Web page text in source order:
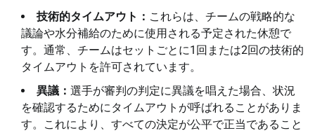
技術的タイムアウト： これらは、チームの戦略的な
議論や水分補給のために使用される予定された休憩で
す。通常、チームはセットごとに1回または2回の技術的
タイムアウトを許可されています。
異議： 選手が審判の判定に異議を唱えた場合、状況
を確認するためにタイムアウトが呼ばれることがありま
す。これにより、すべての決定が公平で正当であること